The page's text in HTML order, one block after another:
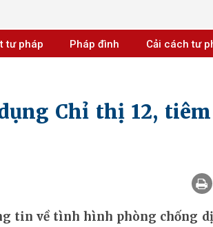
tư pháp Pháp đình Cải cách tư
Chỉ thị 12,
tin về tình hình phòng chống